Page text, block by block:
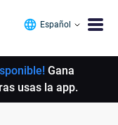
Español
Gana
usas la app.